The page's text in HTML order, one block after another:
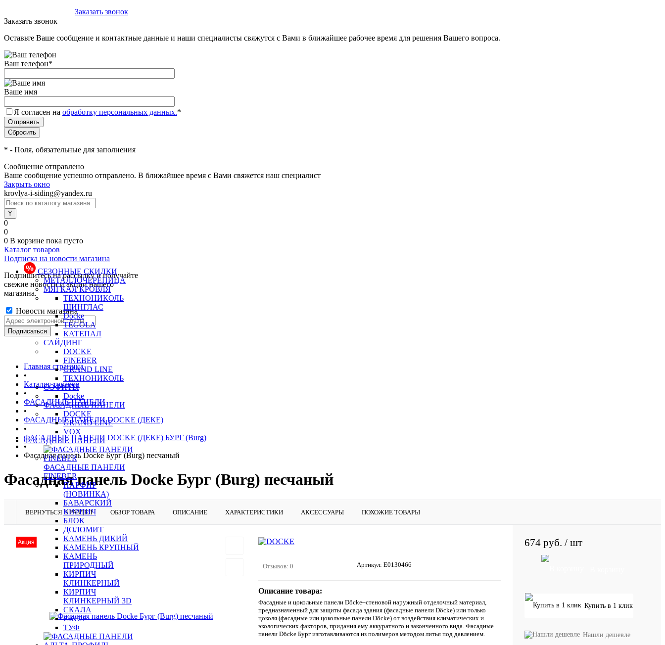
Заказать звонок
Заказать звонок
Оставьте Ваше сообщение и контактные данные и наши специалисты свяжутся с Вами в ближайшее рабочее время для решения Вашего вопроса.
Ваш телефон*
Ваше имя
Я согласен на обработку персональных данных.*
* - Поля, обязательные для заполнения
Сообщение отправлено
Ваше сообщение успешно отправлено. В ближайшее время с Вами свяжется наш специалист
Закрыть окно
krovlya-i-siding@yandex.ru
0
0
0 В корзине пока пусто
Каталог товаров
СЕЗОННЫЕ СКИДКИ
МЕТАЛЛОЧЕРЕПИЦА
МЯГКАЯ КРОВЛЯ
ТЕХНОНИКОЛЬ
ШИНГЛАС
Docke
TEGOLA
КАТЕПАЛ
САЙДИНГ
DOCKE
FINEBER
GRAND LINE
ТЕХНОНИКОЛЬ
СОФИТЫ
Docke
ФАСАДНЫЕ ПАНЕЛИ
DOCKE
GRAND LINE
VOX
ФАСАДНЫЕ ПАНЕЛИ
ФАСАДНЫЕ ПАНЕЛИ
FINEBER
ПАРФИР
(НОВИНКА)
БАВАРСКИЙ
КИРПИЧ
БЛОК
ДОЛОМИТ
КАМЕНЬ ДИКИЙ
КАМЕНЬ КРУПНЫЙ
КАМЕНЬ
ПРИРОДНЫЙ
КИРПИЧ
КЛИНКЕРНЫЙ
КИРПИЧ
КЛИНКЕРНЫЙ 3D
СКАЛА
СКОЛ
ТУФ
Подписка на новости магазина
Подпишитесь на рассылку и получайте
свежие новости и акции нашего
магазина.
Новости магазина
Главная страница
•
Каталог товаров
•
ФАСАДНЫЕ ПАНЕЛИ
•
ФАСАДНЫЕ ПАНЕЛИ DOCKE (ДЕКЕ)
•
ФАСАДНЫЕ ПАНЕЛИ DOCKE (ДЕКЕ) БУРГ (Burg)
•
Фасадная панель Docke Бург (Burg) песчаный
Фасадная панель Docke Бург (Burg) песчаный
ВЕРНУТЬСЯ В РАЗДЕЛ ОБЗОР ТОВАРА ОПИСАНИЕ ХАРАКТЕРИСТИКИ АКСЕССУАРЫ ПОХОЖИЕ ТОВАРЫ
Акция
Отзывов: 0 Артикул: E0130466
Описание товара:
Фасадные и цокольные панели Döcke–стеновой наружный отделочный материал,
предназначенный для защиты фасада здания (фасадные панели Döcke) или только
цоколя (фасадные или цокольные панели Döcke) от воздействия климатических и
экологических факторов, придания ему аккуратного и законченного вида. Фасадные
панели Döcke Бург изготавливаются из полимеров методом литья под давлением.
674 руб. / шт
Купить в 1 клик
Нашли дешевле